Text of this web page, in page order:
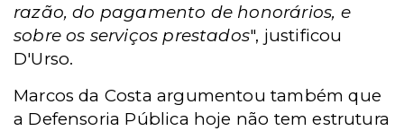
razão, do pagamento de honorários, e
sobre os serviços prestados", justificou
D'Urso.
Marcos da Costa argumentou também que
a Defensoria Pública hoje não tem estrutura